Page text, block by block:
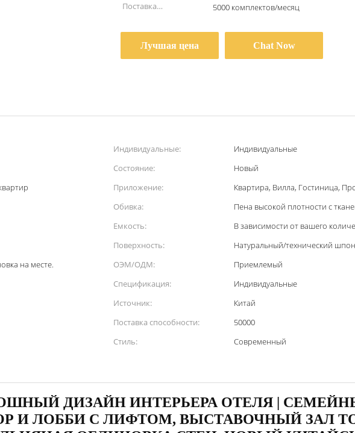
Поставка
5000 комплектов/месяц
Лучшая цена Chat Now
Индивидуальные:
Индивидуальные
Состояние:
Новый
Приложение:
Квартира, Вилла, Гостиница,
Обивка:
Пена высокой плотности с
Емкость:
В зависимости от вашего
Поверхность:
Натуральный/технический
на месте. ОЭМ/ОДМ:
Приемлемый
Спецификация:
Индивидуальные
Источник:
Китай
Поставка способности:
50000
Стиль:
Современный
ДИЗАЙН ИНТЕРЬЕРА ОТЕЛЯ |
И ЛОББИ С ЛИФТОМ, ВЫСТАВОЧНЫЙ ЗАЛ